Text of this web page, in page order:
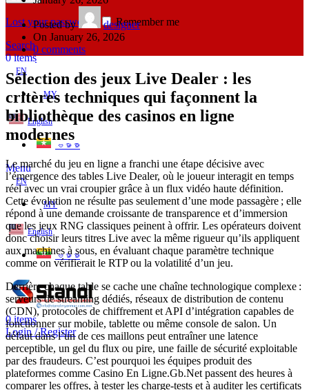
Lost your password?
Remember me
Search
0items
EN
MY
English
ဗမာစာ
Menu
EN
MY
English
ဗမာစာ
0items
Login / Register
Posted by
designer
On January 26, 2026
0 comments
Sélection des jeux Live Dealer : les
critères techniques qui façonnent la
bibliothèque des casinos en ligne
modernes
Le marché du jeu en ligne a franchi une étape décisive avec
l’émergence des tables Live Dealer, où le joueur interagit en temps
réel avec un vrai croupier grâce à un flux vidéo haute définition.
Cette évolution ne résulte pas seulement d’une mode passagère ; elle
répond à une demande croissante de transparence et d’immersion
que les jeux RNG classiques peinent à offrir. Les opérateurs doivent
donc choisir leurs titres Live avec la même rigueur qu’ils appliquent
aux machines à sous, en évaluant chaque paramètre technique
comme on vérifierait le RTP ou la volatilité d’un jeu.
Derrière chaque table se cache une chaîne technologique complexe :
serveurs de streaming dédiés, réseaux de distribution de contenu
(CDN), protocoles de chiffrement et API d’intégration capables de
fonctionner sur mobile, tablette ou même console de salon. Un
défaut dans l’un de ces maillons peut entraîner une latence
perceptible, un gel du flux ou pire, une faille de sécurité exploitable
par des fraudeurs. C’est pourquoi les équipes produit des
plateformes comme Casino En Ligne.Gb.Net passent des heures à
comparer les offres, à tester les charge‑tests et à auditer les certificats